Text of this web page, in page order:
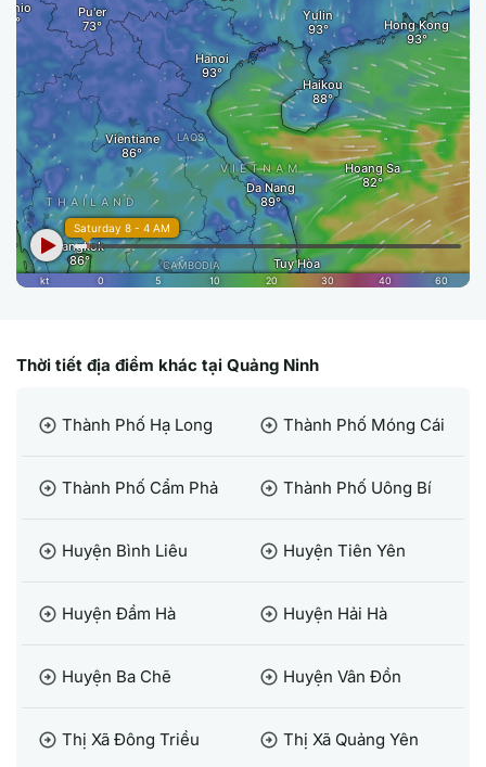
Thời tiết địa điểm khác tại Quảng Ninh
arrow_circle_right Thành Phố Hạ Long arrow_circle_right Thành Phố Móng Cái
arrow_circle_right Thành Phố Cẩm Phả arrow_circle_right Thành Phố Uông Bí
arrow_circle_right Huyện Bình Liêu arrow_circle_right Huyện Tiên Yên
arrow_circle_right Huyện Đầm Hà arrow_circle_right Huyện Hải Hà
arrow_circle_right Huyện Ba Chẽ arrow_circle_right Huyện Vân Đồn
arrow_circle_right Thị Xã Đông Triều arrow_circle_right Thị Xã Quảng Yên